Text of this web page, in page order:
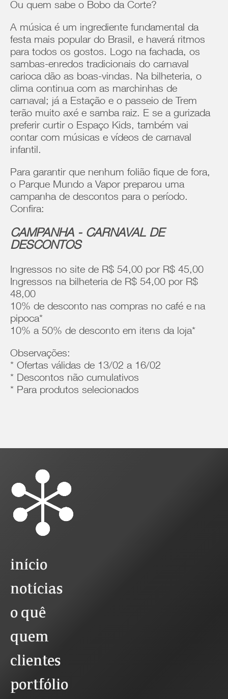
Ou quem sabe o Bobo da Corte?
A música é um ingrediente fundamental da
festa mais popular do Brasil, e haverá ritmos
para todos os gostos. Logo na fachada, os
sambas-enredos tradicionais do carnaval
carioca dão as boas-vindas. Na bilheteria, o
clima continua com as marchinhas de
carnaval; já a Estação e o passeio de Trem
terão muito axé e samba raiz. E se a gurizada
preferir curtir o Espaço Kids, também vai
contar com músicas e vídeos de carnaval
infantil.
Para garantir que nenhum folião fique de fora,
o Parque Mundo a Vapor preparou uma
campanha de descontos para o período.
Confira:
CAMPANHA - CARNAVAL DE
DESCONTOS
Ingressos no site de R$ 54,00 por R$ 45,00
Ingressos na bilheteria de R$ 54,00 por R$
48,00
10% de desconto nas compras no café e na
pipoca*
10% a 50% de desconto em itens da loja*
Observações:
* Ofertas válidas de 13/02 a 16/02
* Descontos não cumulativos
* Para produtos selecionados
início
notícias
o quê
quem
clientes
portfólio